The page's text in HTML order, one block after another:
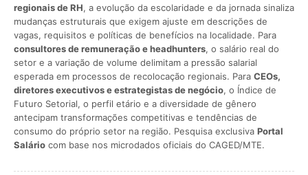
regionais de RH, a evolução da escolaridade e da jornada sinaliza
mudanças estruturais que exigem ajuste em descrições de
vagas, requisitos e políticas de benefícios na localidade. Para
consultores de remuneração e headhunters, o salário real do
setor e a variação de volume delimitam a pressão salarial
esperada em processos de recolocação regionais. Para CEOs,
diretores executivos e estrategistas de negócio, o Índice de
Futuro Setorial, o perfil etário e a diversidade de gênero
antecipam transformações competitivas e tendências de
consumo do próprio setor na região. Pesquisa exclusiva Portal
Salário com base nos microdados oficiais do CAGED/MTE.